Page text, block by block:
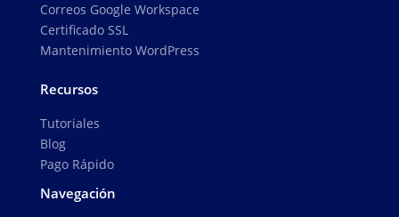
Correos Google Workspace
Certificado SSL
Mantenimiento WordPress
Recursos
Tutoriales
Blog
Pago Rápido
Navegación